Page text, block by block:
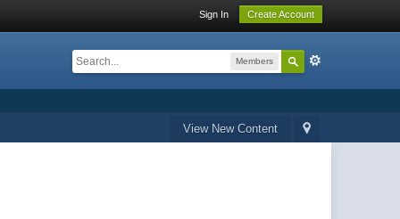
Sign In Create Account
Members
View New Content